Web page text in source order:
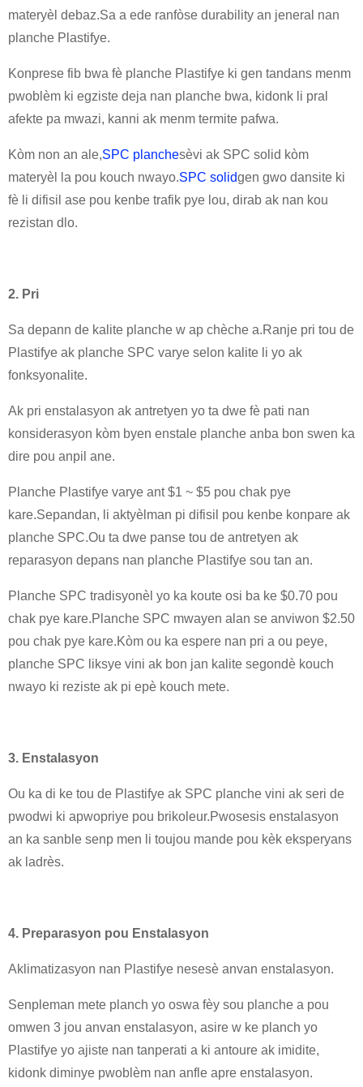
materyèl debaz.Sa a ede ranfòse durability an jeneral nan
planche Plastifye.
Konprese fib bwa fè planche Plastifye ki gen tandans menm
pwoblèm ki egziste deja nan planche bwa, kidonk li pral
afekte pa mwazi, kanni ak menm termite pafwa.
Kòm non an ale,SPC planchesèvi ak SPC solid kòm
materyèl la pou kouch nwayo.SPC solidgen gwo dansite ki
fè li difisil ase pou kenbe trafik pye lou, dirab ak nan kou
rezistan dlo.
2. Pri
Sa depann de kalite planche w ap chèche a.Ranje pri tou de
Plastifye ak planche SPC varye selon kalite li yo ak
fonksyonalite.
Ak pri enstalasyon ak antretyen yo ta dwe fè pati nan
konsiderasyon kòm byen enstale planche anba bon swen ka
dire pou anpil ane.
Planche Plastifye varye ant $1 ~ $5 pou chak pye
kare.Sepandan, li aktyèlman pi difisil pou kenbe konpare ak
planche SPC.Ou ta dwe panse tou de antretyen ak
reparasyon depans nan planche Plastifye sou tan an.
Planche SPC tradisyonèl yo ka koute osi ba ke $0.70 pou
chak pye kare.Planche SPC mwayen alan se anviwon $2.50
pou chak pye kare.Kòm ou ka espere nan pri a ou peye,
planche SPC liksye vini ak bon jan kalite segondè kouch
nwayo ki reziste ak pi epè kouch mete.
3. Enstalasyon
Ou ka di ke tou de Plastifye ak SPC planche vini ak seri de
pwodwi ki apwopriye pou brikoleur.Pwosesis enstalasyon
an ka sanble senp men li toujou mande pou kèk eksperyans
ak ladrès.
4. Preparasyon pou Enstalasyon
Aklimatizasyon nan Plastifye nesesè anvan enstalasyon.
Senpleman mete planch yo oswa fèy sou planche a pou
omwen 3 jou anvan enstalasyon, asire w ke planch yo
Plastifye yo ajiste nan tanperati a ki antoure ak imidite,
kidonk diminye pwoblèm nan anfle apre enstalasyon.